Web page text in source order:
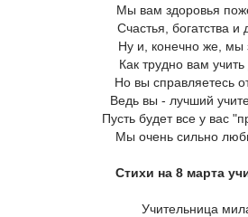
Мы вам здоровья
Счастья, богатства и
Ну и, конечно же, мы
Как трудно вам учить
Но вы справляетесь
Ведь вы - лучший
Пусть будет все у вас
Мы очень сильно
Стихи на 8 марта
Учительница